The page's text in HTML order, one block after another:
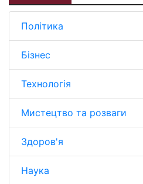
Політика
Бізнес
Технологія
Мистецтво та розваги
Здоров'я
Наука